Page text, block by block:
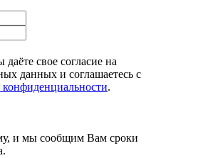
свое согласие на
данных и соглашаетесь с
.
и мы сообщим Вам сроки